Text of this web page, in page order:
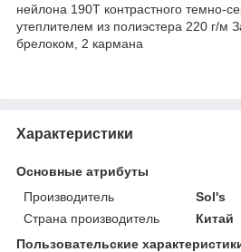
нейлона 190T контрастного темно-
утеплителем из полиэстера 220 г/м
брелоком, 2 кармана
Характеристики
Основные атрибуты
Производитель
Sol's
Страна производитель
Китай
Пользовательские